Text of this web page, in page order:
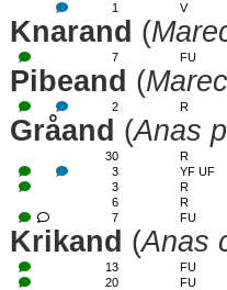
1 V
Knarand (
7 FU
Pibeand (
2 R
Gråand (Anas
30 R
3
YF UF
3
R
6
R
7
FU
Krikand (Anas
13 FU
20
FU